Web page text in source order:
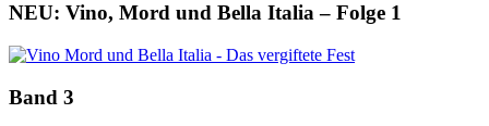
NEU: Vino, Mord und Bella Italia – Folge 1
Band 3